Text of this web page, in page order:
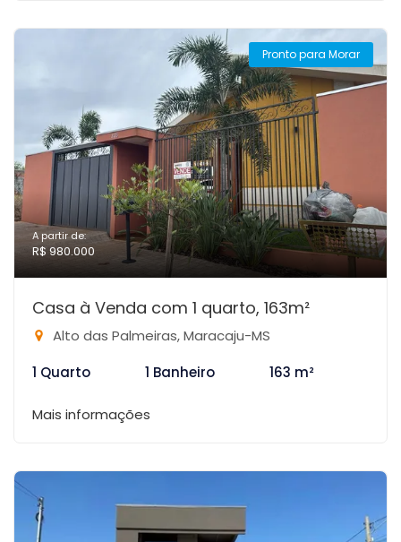
Pronto para Morar
A partir de:
R$ 980.000
Casa à Venda com 1 quarto, 163m²
Alto das Palmeiras, Maracaju-MS
1 Quarto
1 Banheiro 163 m²
Mais informações